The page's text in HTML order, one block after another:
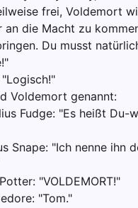
frei, Voldemort
an die Macht zu
Du musst
Voldemort genannt:
Fudge: "Es heißt Du-
Snape: "Ich nenne ihn
"VOLDEMORT!"
"Tom."